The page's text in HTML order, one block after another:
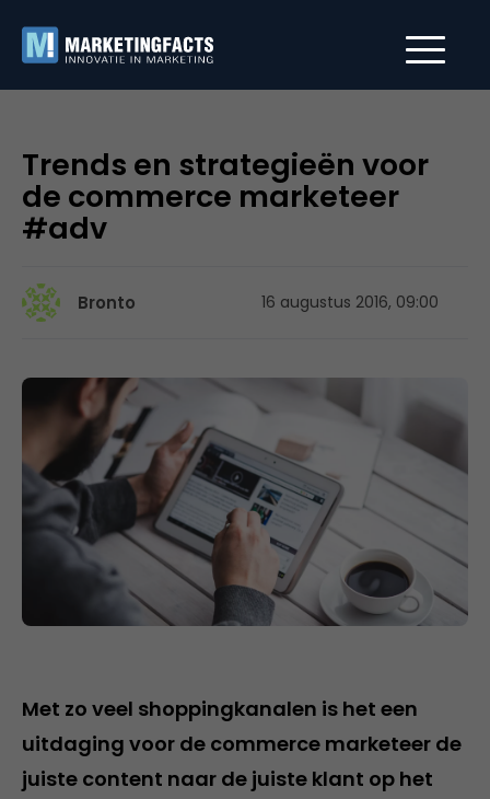
Trends en strategieën voor
de commerce marketeer
#adv
Bronto 16 augustus 2016, 09:00
Met zo veel shoppingkanalen is het een
uitdaging voor de commerce marketeer de
juiste content naar de juiste klant op het